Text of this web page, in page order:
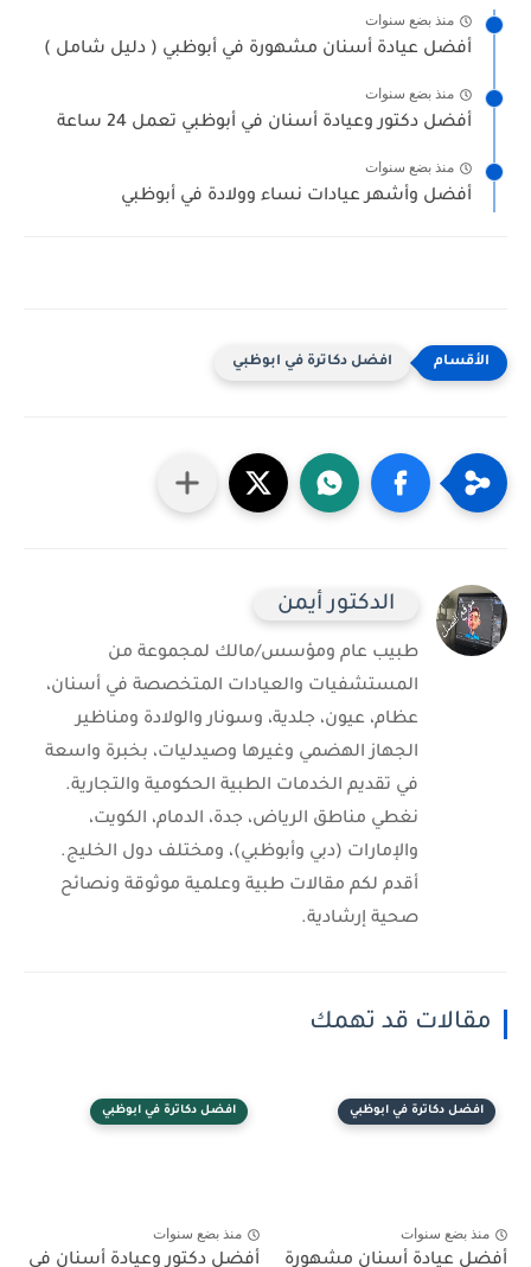
منذ بضع سنوات
أفضل عيادة أسنان مشهورة في أبوظبي ( دليل شامل )
منذ بضع سنوات
أفضل دكتور وعيادة أسنان في أبوظبي تعمل 24 ساعة
منذ بضع سنوات
أفضل وأشهر عيادات نساء وولادة في أبوظبي
افضل دكاترة في ابوظبي
الدكتور أيمن
طبيب عام ومؤسس/مالك لمجموعة من
المستشفيات والعيادات المتخصصة في أسنان،
عظام، عيون، جلدية، وسونار والولادة ومناظير
الجهاز الهضمي وغيرها وصيدليات، بخبرة واسعة
في تقديم الخدمات الطبية الحكومية والتجارية.
نغطي مناطق الرياض، جدة، الدمام، الكويت،
والإمارات (دبي وأبوظبي)، ومختلف دول الخليج.
أقدم لكم مقالات طبية وعلمية موثوقة ونصائح
صحية إرشادية.
مقالات قد تهمك
افضل دكاترة في ابوظبي
منذ بضع سنوات
أفضل عيادة أسنان مشهورة
افضل دكاترة في ابوظبي
منذ بضع سنوات
أفضل دكتور وعيادة أسنان في